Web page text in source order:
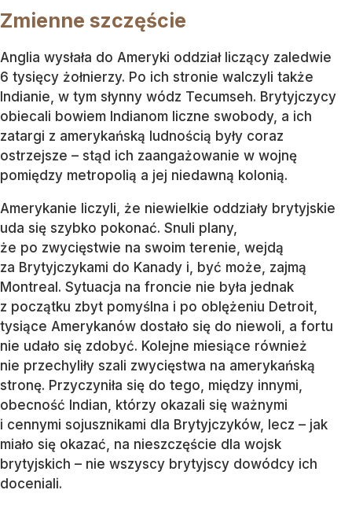
Zmienne szczęście
Anglia wysłała do Ameryki oddział liczący zaledwie
6 tysięcy żołnierzy. Po ich stronie walczyli także
Indianie, w tym słynny wódz Tecumseh. Brytyjczycy
obiecali bowiem Indianom liczne swobody, a ich
zatargi z amerykańską ludnością były coraz
ostrzejsze – stąd ich zaangażowanie w wojnę
pomiędzy metropolią a jej niedawną kolonią.
Amerykanie liczyli, że niewielkie oddziały brytyjskie
uda się szybko pokonać. Snuli plany,
że po zwycięstwie na swoim terenie, wejdą
za Brytyjczykami do Kanady i, być może, zajmą
Montreal. Sytuacja na froncie nie była jednak
z początku zbyt pomyślna i po oblężeniu Detroit,
tysiące Amerykanów dostało się do niewoli, a fortu
nie udało się zdobyć. Kolejne miesiące również
nie przechyliły szali zwycięstwa na amerykańską
stronę. Przyczyniła się do tego, między innymi,
obecność Indian, którzy okazali się ważnymi
i cennymi sojusznikami dla Brytyjczyków, lecz – jak
miało się okazać, na nieszczęście dla wojsk
brytyjskich – nie wszyscy brytyjscy dowódcy ich
doceniali.